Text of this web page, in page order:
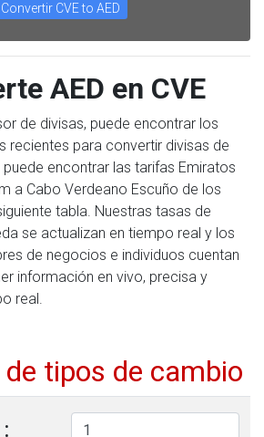
Convertir CVE to AED
AED en CVE
de divisas, puede encontrar los
recientes para convertir divisas de
puede encontrar las tarifas Emiratos
a Cabo Verdeano Escuño de los
tabla. Nuestras tasas de
se actualizan en tiempo real y los
de negocios e individuos cuentan
información en vivo, precisa y
real.
tipos de cambio